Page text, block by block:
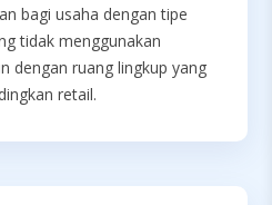
bagi usaha dengan tipe
tidak menggunakan
dengan ruang lingkup yang
retail.